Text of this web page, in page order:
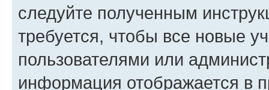
следуйте полученным
требуется, чтобы все новые
пользователями или
информация отображается в